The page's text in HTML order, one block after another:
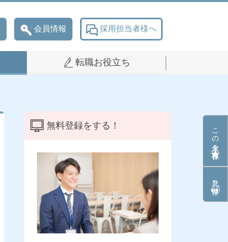
会員情報 採用担当者様へ
転職お役立ち
この求人を保存
見た条件
無料登録をする！